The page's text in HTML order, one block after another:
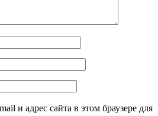
и адрес сайта в этом браузере для